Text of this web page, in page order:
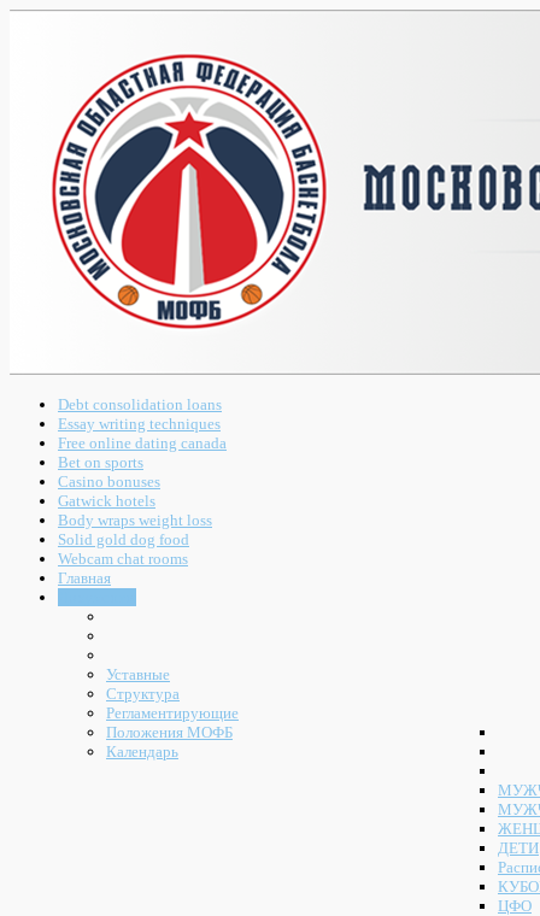
Debt consolidation loans
Essay writing techniques
Free online dating canada
Bet on sports
Casino bonuses
Gatwick hotels
Body wraps weight loss
Solid gold dog food
Webcam chat rooms
Главная
Уставные
Структура
Регламентирующие
Положения МОФБ
Календарь
ДЕТИ
ЦФО